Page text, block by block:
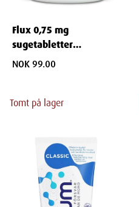
Flux 0,75 mg
sugetabletter
peppermyntesmak 200
NOK 99.00
Tomt på lager